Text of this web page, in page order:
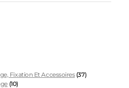
Fixation Et Accessoires (37)
(10)